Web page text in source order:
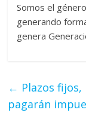
Somos el
generando
genera
← Plazos
pagarán